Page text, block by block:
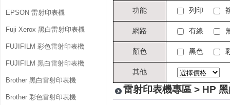
EPSON 雷射印表機
Fuji Xerox 黑白雷射印表機
FUJIFILM 彩色雷射印表機
FUJIFILM 黑白雷射印表機
Brother 黑白雷射印表機
Brother 彩色雷射印表機
功能 列印
網路 有線
顏色 黑色
其他
雷射印表機專區 > HP